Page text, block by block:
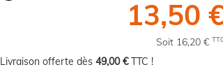
13,50
Soit 16,20 €
Livraison offerte dès 49,00 €TTC !